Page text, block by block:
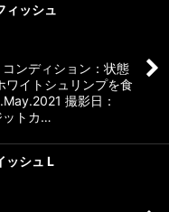
ィッシュ
ンディション：状態
ワイトシュリンプを食
撮影日：
ットカ…
ッシュ L